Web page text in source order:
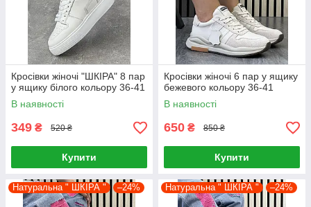
Кросівки жіночі "ШКІРА" 8 пар
у ящику білого кольору 36-41
В наявності
349 ₴ 520 ₴
Купити
Кросівки жіночі 6 пар у ящику
бежевого кольору 36-41
В наявності
650 ₴ 850 ₴
Купити
Натуральна " ШКІРА " –24% Натуральна " ШКІРА " –24%